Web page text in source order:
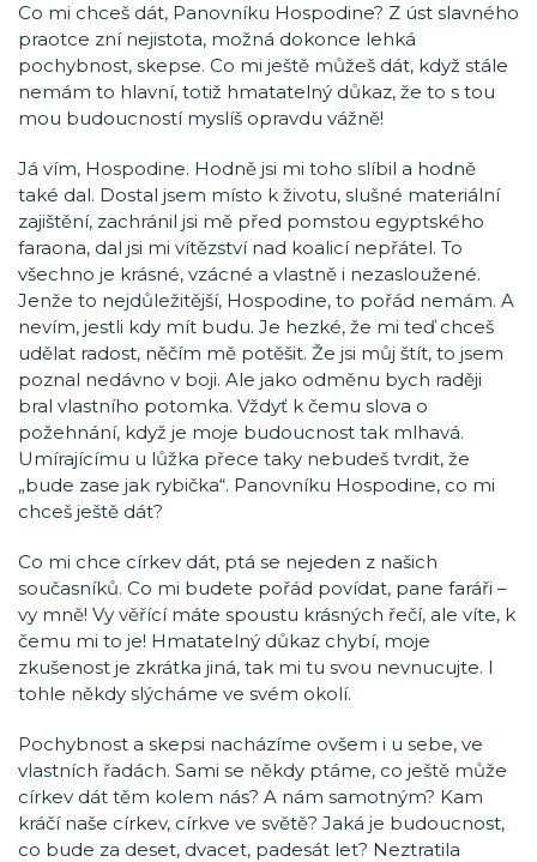
Co mi chceš dát, Panovníku Hospodine? Z úst slavného
praotce zní nejistota, možná dokonce lehká
pochybnost, skepse. Co mi ještě můžeš dát, když stále
nemám to hlavní, totiž hmatatelný důkaz, že to s tou
mou budoucností myslíš opravdu vážně!
Já vím, Hospodine. Hodně jsi mi toho slíbil a hodně
také dal. Dostal jsem místo k životu, slušné materiální
zajištění, zachránil jsi mě před pomstou egyptského
faraona, dal jsi mi vítězství nad koalicí nepřátel. To
všechno je krásné, vzácné a vlastně i nezasloužené.
Jenže to nejdůležitější, Hospodine, to pořád nemám. A
nevím, jestli kdy mít budu. Je hezké, že mi teď chceš
udělat radost, něčím mě potěšit. Že jsi můj štít, to jsem
poznal nedávno v boji. Ale jako odměnu bych raději
bral vlastního potomka. Vždyť k čemu slova o
požehnání, když je moje budoucnost tak mlhavá.
Umírajícímu u lůžka přece taky nebudeš tvrdit, že
„bude zase jak rybička“. Panovníku Hospodine, co mi
chceš ještě dát?
Co mi chce církev dát, ptá se nejeden z našich
současníků. Co mi budete pořád povídat, pane faráři –
vy mně! Vy věřící máte spoustu krásných řečí, ale víte, k
čemu mi to je! Hmatatelný důkaz chybí, moje
zkušenost je zkrátka jiná, tak mi tu svou nevnucujte. I
tohle někdy slýcháme ve svém okolí.
Pochybnost a skepsi nacházíme ovšem i u sebe, ve
vlastních řadách. Sami se někdy ptáme, co ještě může
církev dát těm kolem nás? A nám samotným? Kam
kráčí naše církev, církve ve světě? Jaká je budoucnost,
co bude za deset, dvacet, padesát let? Neztratila